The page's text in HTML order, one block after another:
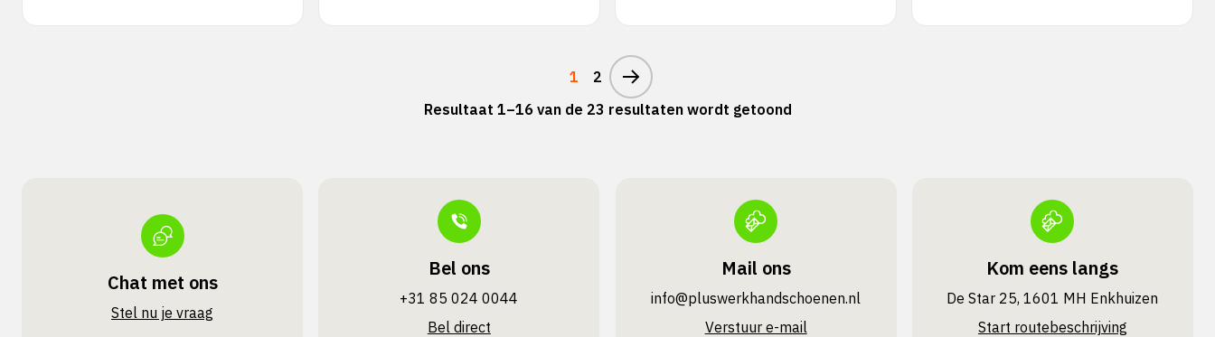
1
2
Resultaat 1–16 van de 23 resultaten wordt getoond
Chat met ons
Stel nu je vraag
Bel ons
+31 85 024 0044
Bel direct
Mail ons
info@pluswerk­handschoenen.nl
Verstuur e-mail
Kom eens langs
De Star 25, 1601 MH Enkhuizen
Start routebeschrijving